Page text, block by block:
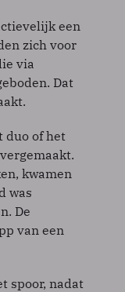
een
zich voor
via
Dat
duo of het
kwamen
was
De
van een
spoor, nadat